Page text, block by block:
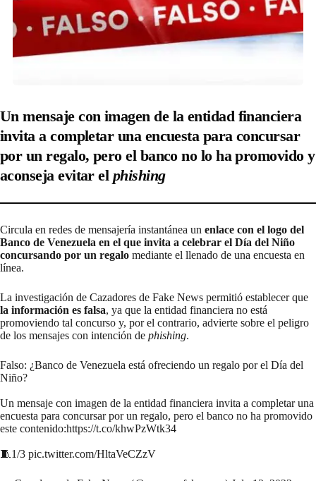
Un mensaje con imagen de la entidad financiera
invita a completar una encuesta para concursar
por un regalo, pero el banco no lo ha promovido y
aconseja evitar el phishing
Circula en redes de mensajería instantánea un enlace con el logo del
Banco de Venezuela en el que invita a celebrar el Día del Niño
concursando por un regalo mediante el llenado de una encuesta en
línea.
La investigación de Cazadores de Fake News permitió establecer que
la información es falsa, ya que la entidad financiera no está
promoviendo tal concurso y, por el contrario, advierte sobre el peligro
de los mensajes con intención de phishing.
Falso: ¿Banco de Venezuela está ofreciendo un regalo por el Día del
Niño?
Un mensaje con imagen de la entidad financiera invita a completar una
encuesta para concursar por un regalo, pero el banco no ha promovido
este contenido:https://t.co/khwPzWtk34
🧵1/3 pic.twitter.com/HltaVeCZzV